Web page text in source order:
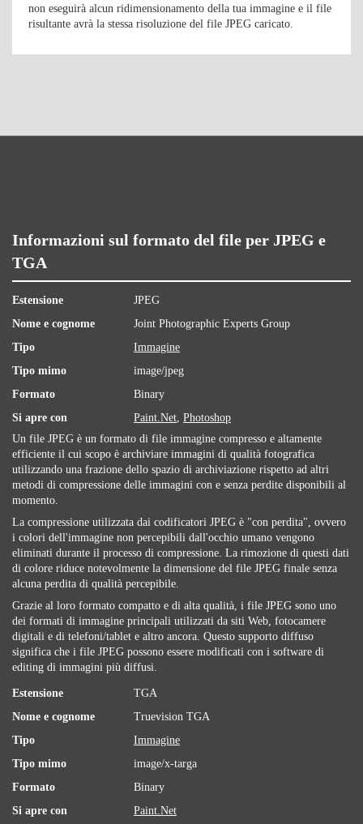
non eseguirà alcun ridimensionamento della tua immagine e il file
risultante avrà la stessa risoluzione del file JPEG caricato.
Informazioni sul formato del file per JPEG e
TGA
Estensione
JPEG
Nome e cognome
Joint Photographic Experts Group
Tipo
Immagine
Tipo mimo
image/jpeg
Formato
Binary
Si apre con
Paint.Net, Photoshop
Un file JPEG è un formato di file immagine compresso e altamente
efficiente il cui scopo è archiviare immagini di qualità fotografica
utilizzando una frazione dello spazio di archiviazione rispetto ad altri
metodi di compressione delle immagini con e senza perdite disponibili al
momento.
La compressione utilizzata dai codificatori JPEG è "con perdita", ovvero
i colori dell'immagine non percepibili dall'occhio umano vengono
eliminati durante il processo di compressione. La rimozione di questi dati
di colore riduce notevolmente la dimensione del file JPEG finale senza
alcuna perdita di qualità percepibile.
Grazie al loro formato compatto e di alta qualità, i file JPEG sono uno
dei formati di immagine principali utilizzati da siti Web, fotocamere
digitali e di telefoni/tablet e altro ancora. Questo supporto diffuso
significa che i file JPEG possono essere modificati con i software di
editing di immagini più diffusi.
Estensione
TGA
Nome e cognome
Truevision TGA
Tipo
Immagine
Tipo mimo
image/x-targa
Formato
Binary
Si apre con
Paint.Net